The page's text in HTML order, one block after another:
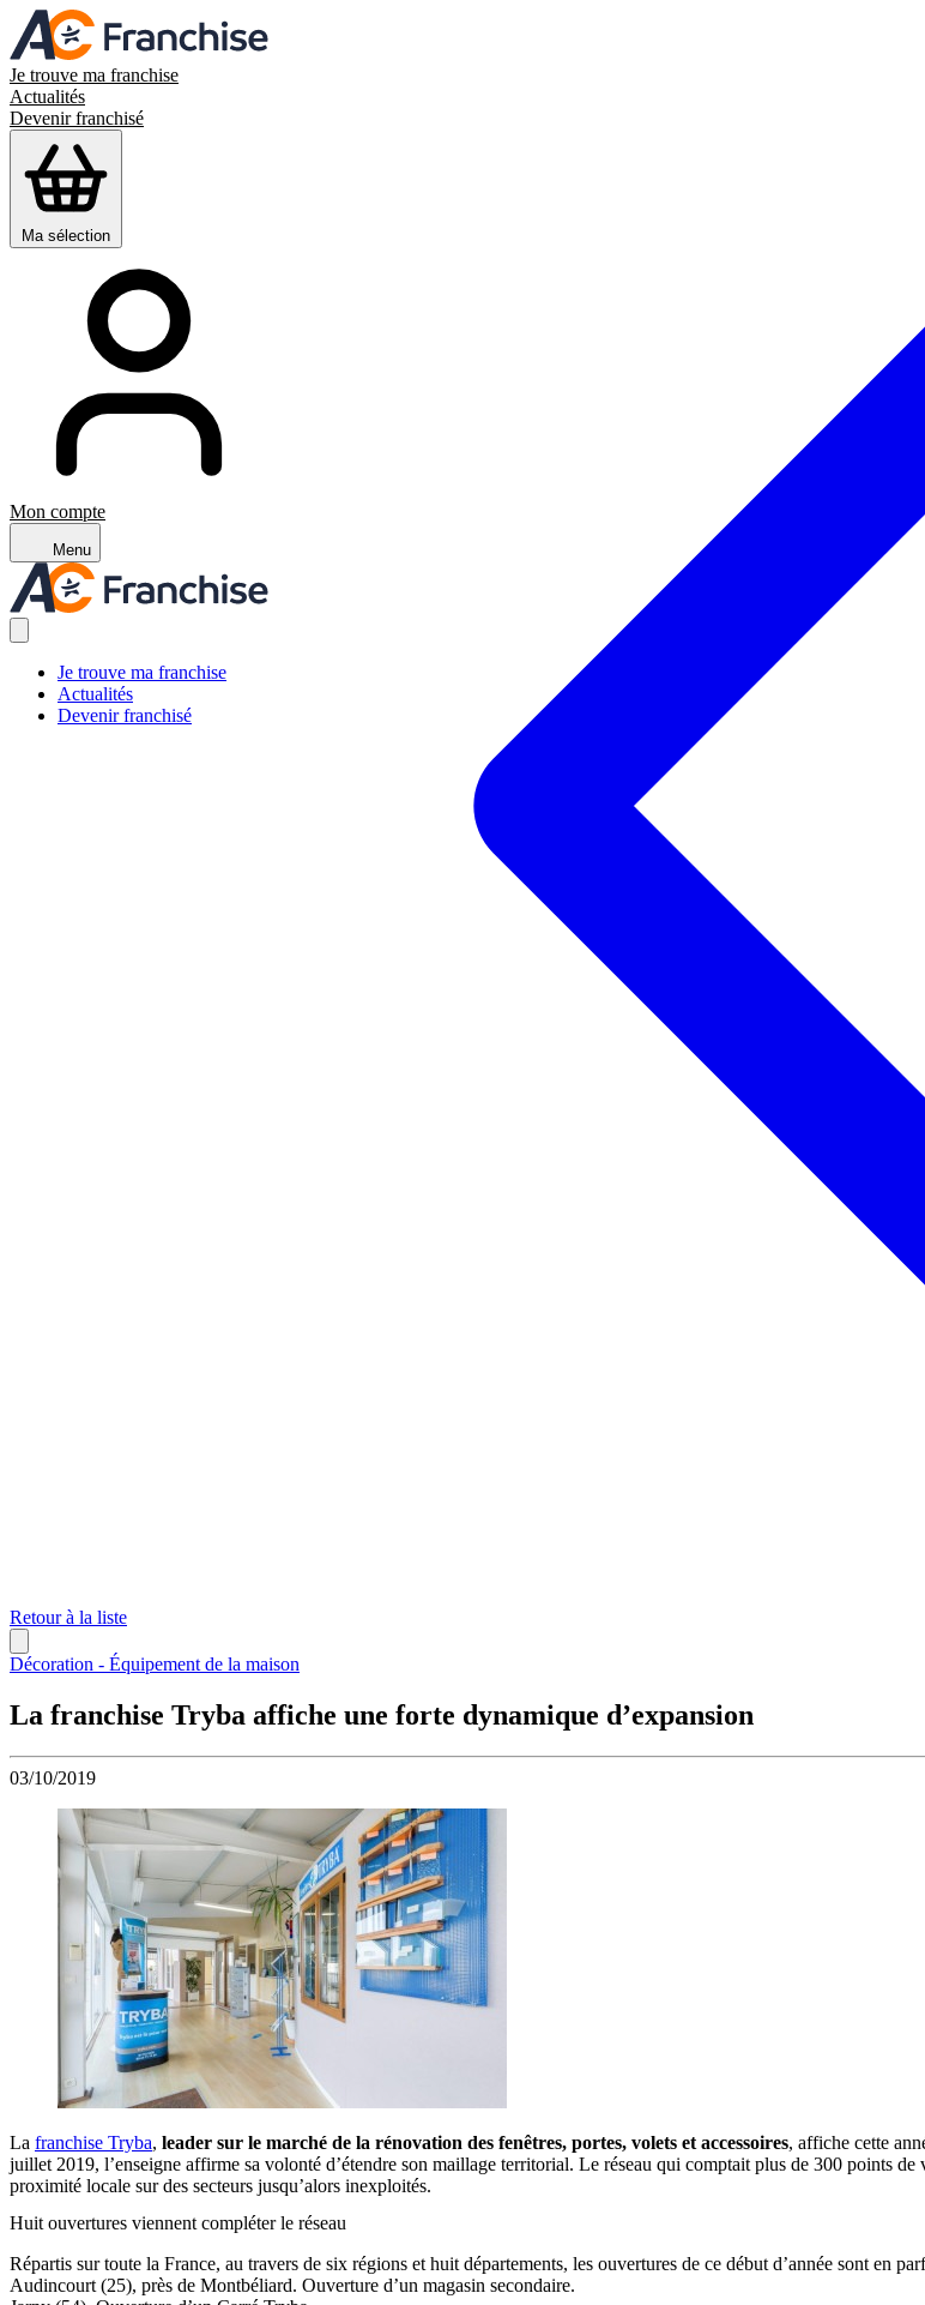
Je trouve ma franchise
Actualités
Devenir franchisé
Ma sélection
Mon compte
Menu
Je trouve ma franchise
Actualités
Devenir franchisé
Retour à la liste
Décoration - Équipement de la maison
La franchise Tryba affiche une forte dynamique d’expansion
03/10/2019
La franchise Tryba, leader sur le marché de la rénovation des fenêtres, portes, volets et accessoires, affiche cette
juillet 2019, l’enseigne affirme sa volonté d’étendre son maillage territorial. Le réseau qui comptait plus de 300 points
proximité locale sur des secteurs jusqu’alors inexploités.
Huit ouvertures viennent compléter le réseau
Répartis sur toute la France, au travers de six régions et huit départements, les ouvertures de ce début d’année sont en
Audincourt (25), près de Montbéliard. Ouverture d’un magasin secondaire.